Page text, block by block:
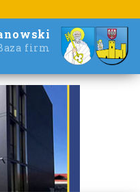
firm